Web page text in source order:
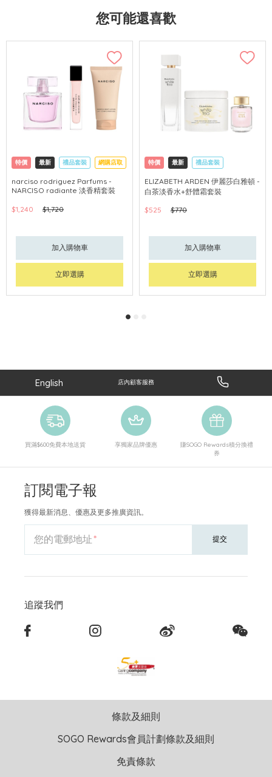
您可能還喜歡
特價 最新 禮品套裝 網購店取
narciso rodriguez Parfums -
NARCISO radiante 淡香精套裝
$1,240 $1,720
加入購物車
立即選購
特價 最新 禮品套裝
網購店取 可中國內地配送
ELIZABETH ARDEN 伊麗莎白雅頓 -
白茶淡香水+舒體霜套裝
$525
$770
加入購物車
立即選購
English 店內顧客服務
買滿$600免費本地送貨 享獨家品牌優惠
賺SOGO Rewards積分換禮
券
訂閱電子報
獲得最新消息、優惠及更多推廣資訊。
您的電郵地址 提交
追蹤我們
條款及細則
SOGO Rewards會員計劃條款及細則
免責條款